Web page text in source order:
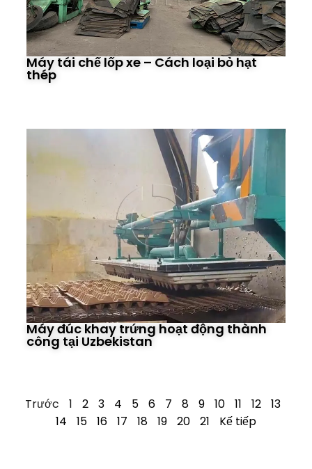
Máy tái chế lốp xe – Cách loại bỏ hạt
thép
Máy đúc khay trứng hoạt động thành
công tại Uzbekistan
Trước 1 2 3 4 5 6 7 8 9 10 11 12
13
14
15 16 17 18 19 20 21 Kế tiếp